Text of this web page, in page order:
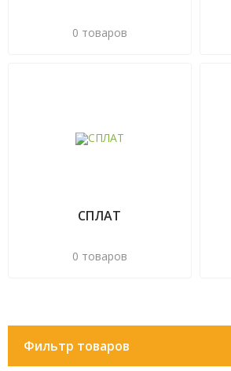
0 товаров
СПЛАТ
0 товаров
Фильтр товаров